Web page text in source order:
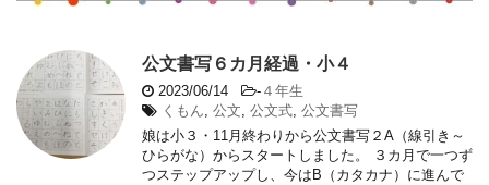
公文書写６カ月経過・小４
2023/06/14 - ４年生
くもん, 公文, 公文式, 公文書写
娘は小３・11月終わりから公文書写２A（線引き～
ひらがな）からスタートしました。 ３カ月で一つず
つステップアップし、今はB（カタカナ）に進んで